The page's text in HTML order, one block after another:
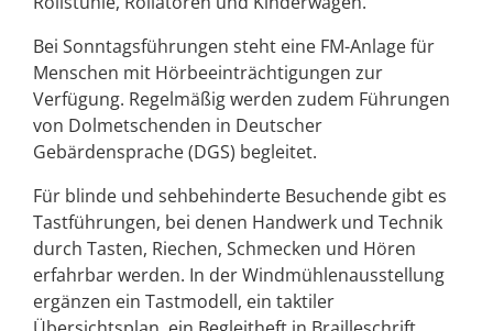
Bei Sonntagsführungen steht eine FM-Anlage für
Menschen mit Hörbeeinträchtigungen zur
Verfügung. Regelmäßig werden zudem Führungen
von Dolmetschenden in Deutscher
Gebärdensprache (DGS) begleitet.
Für blinde und sehbehinderte Besuchende gibt es
Tastführungen, bei denen Handwerk und Technik
durch Tasten, Riechen, Schmecken und Hören
erfahrbar werden. In der Windmühlenausstellung
ergänzen ein Tastmodell, ein taktiler